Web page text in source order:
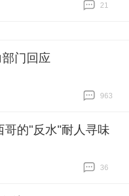
21
门回应
963
的"反水"耐人寻味
36